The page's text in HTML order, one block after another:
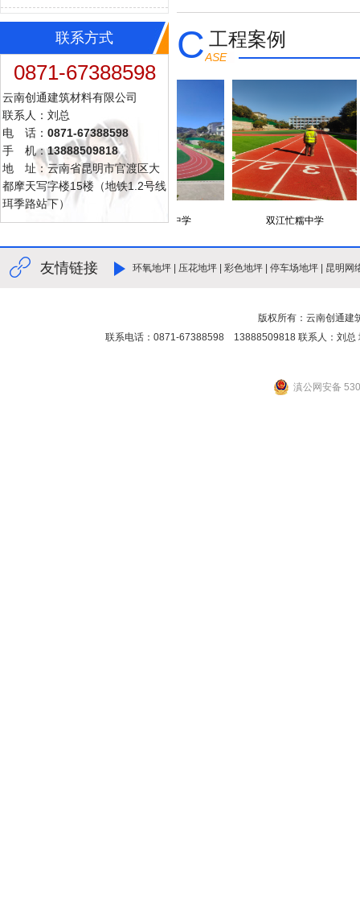
联系方式
0871-67388598
云南创通建筑材料有限公司
联系人：刘总
电 话： 0871-67388598
手 机：13888509818
地 址：云南省昆明市官渡区大
都摩天写字楼15楼（地铁1.2号线
珥季路站下）
C 工程案例
ASE
糯中学 双江忙糯中学 双江忙糯中学
友情链接 环氧地坪 压花地坪 彩色地坪 停车场地坪 昆明网
版权所有：云南创通建
联系电话：0871-67388598 13888509818 联系人：刘总
滇公网安备